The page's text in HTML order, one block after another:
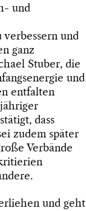
und
und
ganz
Stuber, die
und
entfalten
dass
zudem später
Verbände
und geht